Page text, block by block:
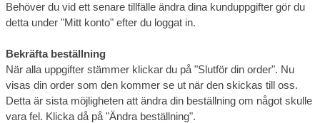
Behöver du vid ett senare tillfälle ändra dina kunduppgifter gör du
detta under "Mitt konto" efter du loggat in.
Bekräfta beställning
När alla uppgifter stämmer klickar du på "Slutför din order". Nu
visas din order som den kommer se ut när den skickas till oss.
Detta är sista möjligheten att ändra din beställning om något skulle
vara fel. Klicka då på "Ändra beställning".